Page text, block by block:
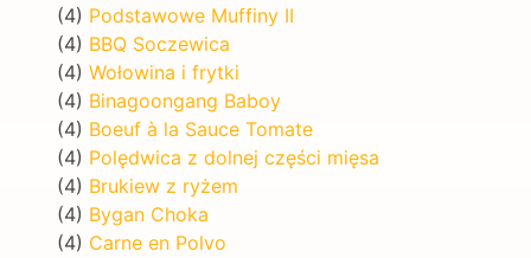
(4) Podstawowe Muffiny II
(4) BBQ Soczewica
(4) Wołowina i frytki
(4) Binagoongang Baboy
(4) Boeuf à la Sauce Tomate
(4) Polędwica z dolnej części mięsa
(4) Brukiew z ryżem
(4) Bygan Choka
(4) Carne en Polvo